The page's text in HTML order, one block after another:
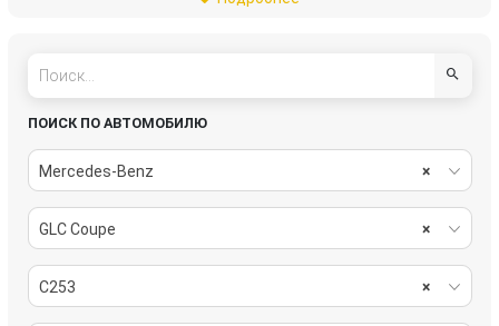
блок управления мультимедия
Датчик NOx
дверная проводка двигатель электролюка
замок зажигания индикатор парковки
ПОИСК ПО АВТОМОБИЛЮ
×
Mercedes-Benz
×
GLC Coupe
×
C253